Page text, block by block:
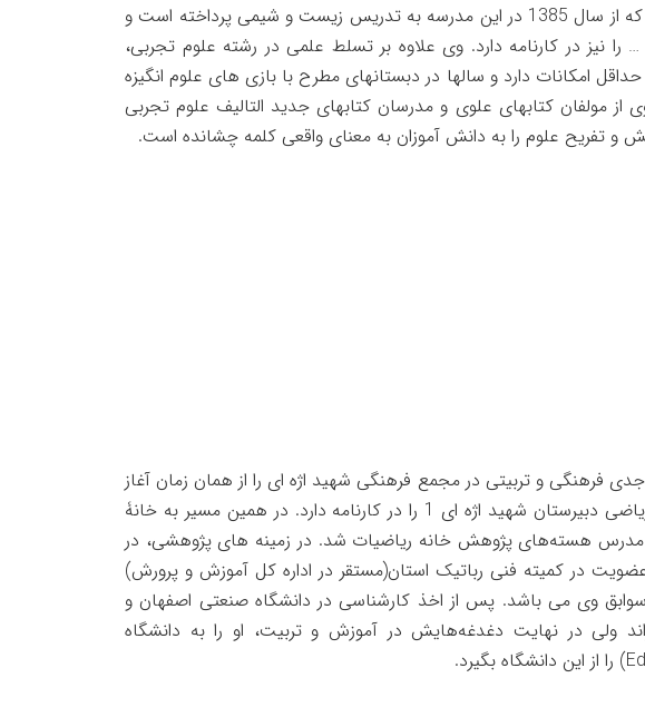
از دبیران با سابقه و قدیمی دبیرستان دوره اول اژه ای بوده که از سال 1385 در این مدرسه به تدریس زیست و شیمی پرداخته است و
در کارنامه دارد. وی علاوه بر تسلط علمی در رشته علوم تجربی،
امکانات دارد و سالها در دبستانهای مطرح با بازی های علوم انگیزه
از مولفان کتابهای علوی و مدرسان کتابهای جدید التالیف علوم تجربی
و تفریح علوم را به دانش آموزان به معنای واقعی کلمه چشانده است.
جدی فرهنگی و تربیتی در مجمع فرهنگی شهید اژه ای را از همان زمان آغاز
کرده و تا امروز ادامه داده است. در زمینه آموزشی دبیری ریاضی دبیرستان شهید اژه ای 1 را در کارنامه دارد. در همین مسیر به خانۀ
رفت و 2 سال عضو کمیته برنامه ریزی و 6 سال مدرس هسته‌های پژوهش خانه ریاضیات شد. در زمینه های پژوهشی، در
همکاری با واحد پژوهشی راهنمایی شهید اژه ای 1، عضویت در کمیته فنی رباتیک استان(مستقر در اداره کل آموزش و پرورش)
وی می باشد. پس از اخذ کارشناسی در دانشگاه صنعتی اصفهان و
ولی در نهایت دغدغه‌هایش در آموزش و تربیت، او را به دانشگاه